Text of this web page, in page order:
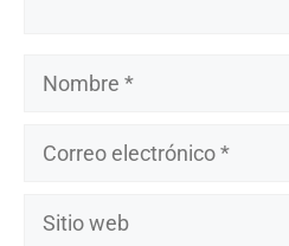
Nombre
Sitio